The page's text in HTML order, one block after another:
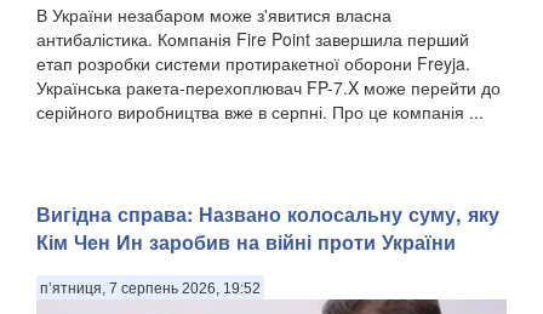
В України незабаром може з'явитися власна
антибалістика. Компанія Fire Point завершила перший
етап розробки системи протиракетної оборони Freyja.
Українська ракета-перехоплювач FP-7.X може перейти до
серійного виробництва вже в серпні. Про це компанія ...
Вигідна справа: Названо колосальну суму, яку
Кім Чен Ин заробив на війні проти України
п’ятниця, 7 серпень 2026, 19:52